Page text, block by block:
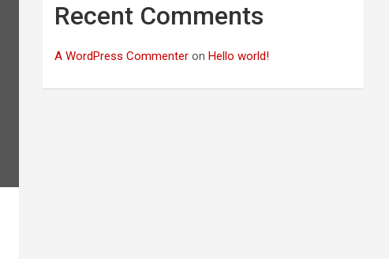
Recent Comments
A WordPress Commenter onHello world!